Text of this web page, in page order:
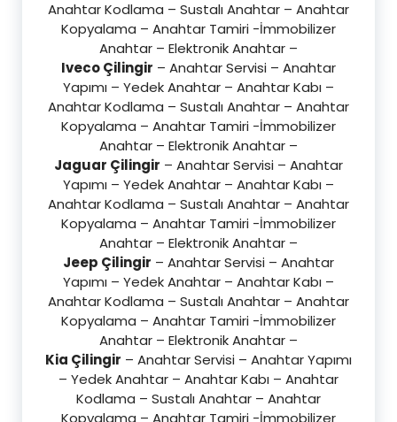
Anahtar Kodlama – Sustalı Anahtar – Anahtar
Kopyalama – Anahtar Tamiri -İmmobilizer
Anahtar – Elektronik Anahtar –
Iveco Çilingir – Anahtar Servisi – Anahtar
Yapımı – Yedek Anahtar – Anahtar Kabı –
Anahtar Kodlama – Sustalı Anahtar – Anahtar
Kopyalama – Anahtar Tamiri -İmmobilizer
Anahtar – Elektronik Anahtar –
Jaguar Çilingir – Anahtar Servisi – Anahtar
Yapımı – Yedek Anahtar – Anahtar Kabı –
Anahtar Kodlama – Sustalı Anahtar – Anahtar
Kopyalama – Anahtar Tamiri -İmmobilizer
Anahtar – Elektronik Anahtar –
Jeep Çilingir – Anahtar Servisi – Anahtar
Yapımı – Yedek Anahtar – Anahtar Kabı –
Anahtar Kodlama – Sustalı Anahtar – Anahtar
Kopyalama – Anahtar Tamiri -İmmobilizer
Anahtar – Elektronik Anahtar –
Kia Çilingir – Anahtar Servisi – Anahtar Yapımı
– Yedek Anahtar – Anahtar Kabı – Anahtar
Kodlama – Sustalı Anahtar – Anahtar